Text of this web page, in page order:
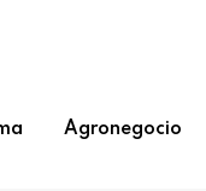
Agronegocio